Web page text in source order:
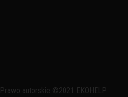
Prawo autorskie ©2021 EKOHELP